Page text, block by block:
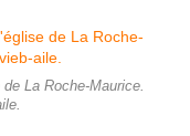
La Roche-Maurice.